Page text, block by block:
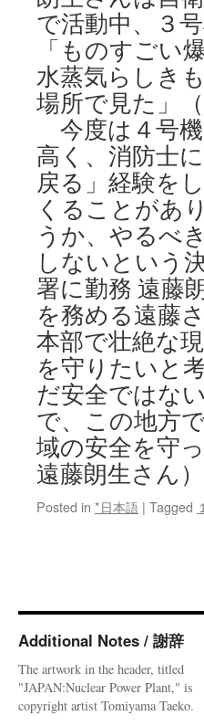
で活動中、３
「ものすごい
水蒸気らしき
場所で見た」
今度は４号
高く、消防士
戻る」経験を
くることがあ
うか、やるべ
しないという
署に勤務 遠藤
を務める遠藤
本部で壮絶な
を守りたいと
だ安全ではな
で、この地方
域の安全を守
遠藤朗生さん
Posted in *日本語 | Tagged
Additional Notes / 謝辞
The artwork in the header, titled
"JAPAN:Nuclear Power Plant," is
copyright artist Tomiyama Taeko.